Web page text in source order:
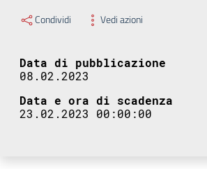
Condividi Vedi azioni
Data di pubblicazione
08.02.2023
Data e ora di scadenza
23.02.2023 00:00:00